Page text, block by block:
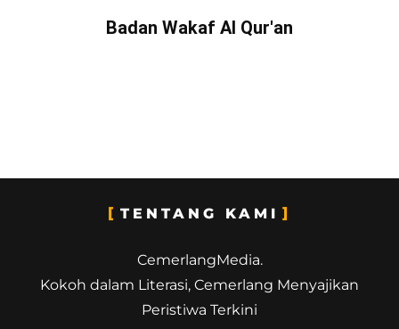
Badan Wakaf Al Qur'an
TENTANG KAMI
CemerlangMedia.
Kokoh dalam Literasi, Cemerlang Menyajikan
Peristiwa Terkini